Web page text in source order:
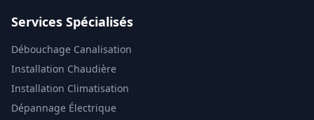
Services Spécialisés
Débouchage Canalisation
Installation Chaudière
Installation Climatisation
Dépannage Électrique